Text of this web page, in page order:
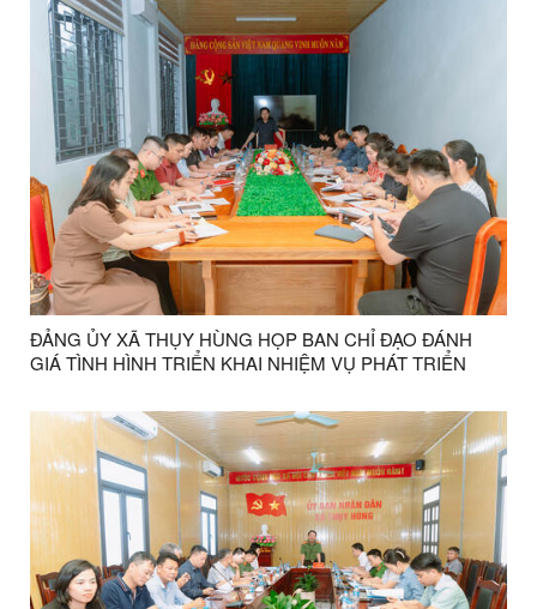
ĐẢNG ỦY XÃ THỤY HÙNG HỌP BAN CHỈ ĐẠO ĐÁNH
GIÁ TÌNH HÌNH TRIỂN KHAI NHIỆM VỤ PHÁT TRIỂN